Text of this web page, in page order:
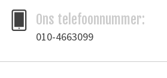
Ons telefoonnummer:
010-4663099